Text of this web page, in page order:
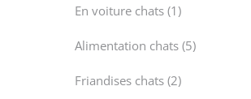
En voiture chats 11
Alimentation chats 55
Friandises chats 22